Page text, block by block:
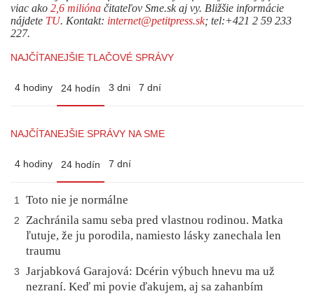
viac ako 2,6 milióna čitateľov Sme.sk aj vy. Bližšie informácie
nájdete TU. Kontakt: internet@petitpress.sk; tel:+421 2 59 233
227.
NAJČÍTANEJŠIE TLAČOVÉ SPRÁVY
4 hodiny 24 hodín 3 dni 7 dní
NAJČÍTANEJŠIE SPRÁVY NA SME
4 hodiny 24 hodín 7 dní
1 Toto nie je normálne
2
Zachránila samu seba pred vlastnou rodinou. Matka
ľutuje, že ju porodila, namiesto lásky zanechala len
traumu
3
Jarjabková Garajová: Dcérin výbuch hnevu ma už
nezraní. Keď mi povie ďakujem, aj sa zahanbím